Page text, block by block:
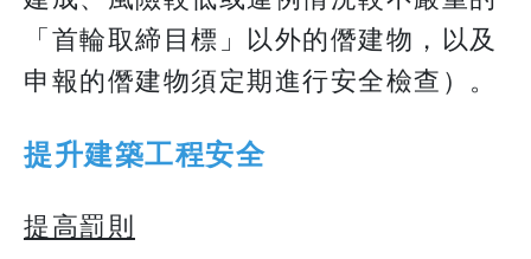
「首輪取締目標」以外的僭建物，以及
申報的僭建物須定期進行安全檢查）。
提升建築工程安全
提高罰則